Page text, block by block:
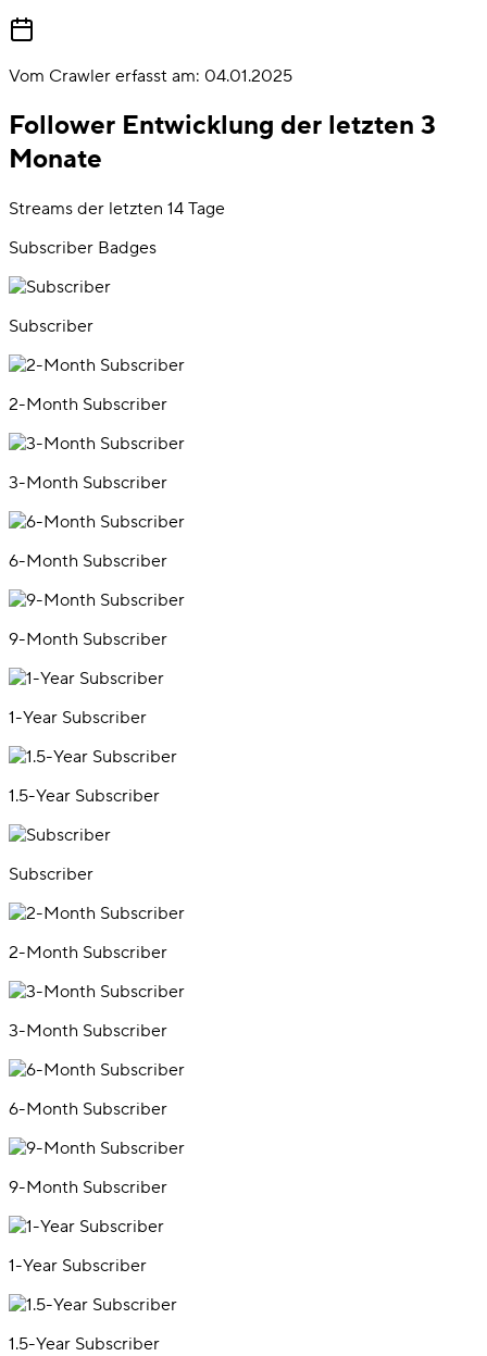
Vom Crawler erfasst am: 04.01.2025
Follower Entwicklung der letzten 3
Monate
Streams der letzten 14 Tage
Subscriber Badges
Subscriber
2-Month Subscriber
3-Month Subscriber
6-Month Subscriber
9-Month Subscriber
1-Year Subscriber
1.5-Year Subscriber
Subscriber
2-Month Subscriber
3-Month Subscriber
6-Month Subscriber
9-Month Subscriber
1-Year Subscriber
1.5-Year Subscriber